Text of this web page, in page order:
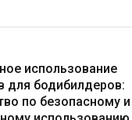
использование
для бодибилдеров:
по безопасному и